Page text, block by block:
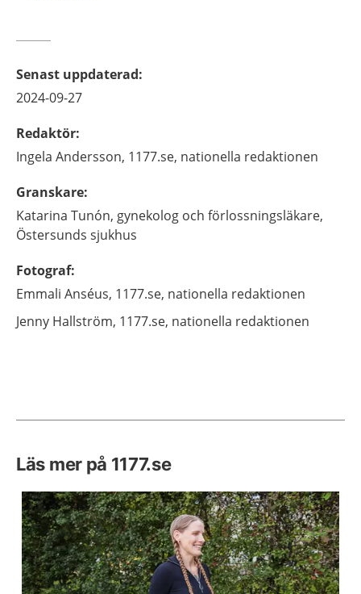
Senast uppdaterad:
2024-09-27
Redaktör:
Ingela Andersson, 1177.se, nationella redaktionen
Granskare:
Katarina Tunón, gynekolog och förlossningsläkare,
Östersunds sjukhus
Fotograf:
Emmali Anséus, 1177.se, nationella redaktionen
Jenny Hallström, 1177.se, nationella redaktionen
Läs mer på 1177.se